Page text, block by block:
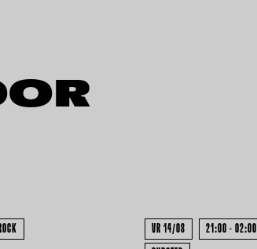
ROCK VR 14/08 21:00 - 02:00